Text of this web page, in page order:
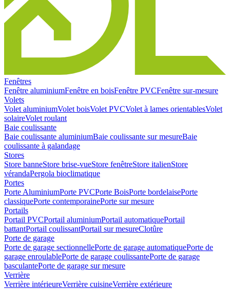
Fenêtres
Fenêtre aluminiumFenêtre en boisFenêtre PVCFenêtre sur-mesure
Volets
Volet aluminiumVolet boisVolet PVCVolet à lames orientablesVolet
solaireVolet roulant
Baie coulissante
Baie coulissante aluminiumBaie coulissante sur mesureBaie
coulissante à galandage
Stores
Store banneStore brise-vueStore fenêtreStore italienStore
vérandaPergola bioclimatique
Portes
Porte AluminiumPorte PVCPorte BoisPorte bordelaisePorte
classiquePorte contemporainePorte sur mesure
Portails
Portail PVCPortail aluminiumPortail automatiquePortail
battantPortail coulissantPortail sur mesureClotûre
Porte de garage
Porte de garage sectionnellePorte de garage automatiquePorte de
garage enroulablePorte de garage coulissantePorte de garage
basculantePorte de garage sur mesure
Verrière
Verrière intérieureVerrière cuisineVerrière extérieure